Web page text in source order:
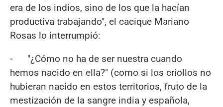
era de los indios, sino de los que la hacían
productiva trabajando", el cacique Mariano
Rosas lo interrumpió:
- "¿Cómo no ha de ser nuestra cuando
hemos nacido en ella?" (como si los criollos no
hubieran nacido en estos territorios, fruto de la
mestización de la sangre india y española,